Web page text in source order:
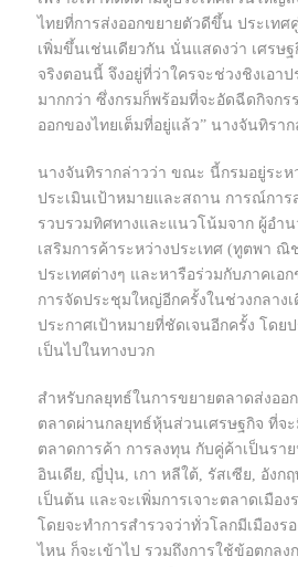
ไทยที่การส่งออกขยายตัวดีขึ้น ประเทศ
เพิ่มขึ้นเช่นเดียวกัน นั่นแสดงว่า เศรษ
จริงตอนนี้ จึงอยู่ที่ว่าใครจะช่วงชิงเอา
มากกว่า ซึ่งกรมก็พร้อมที่จะอัดฉีดกิจกร
ออกของไทยเต็มที่อยู่แล้ว” นางจันทิราก
นางจันทิรากล่าวว่า ขณะ นี้กรมอยู่ระห
ประเมินเป้าหมายและสถาน การณ์การ
รวบรวมทิศทางและแนวโน้มจาก ผู้อำ
เสริมการค้าระหว่างประเทศ (ทูตพา ณิ
ประเทศต่างๆ และหารือร่วมกับภาคเอ
การจัดประชุมใหญ่อีกครั้งในช่วงกลางเ
ประกาศเป้าหมายที่ชัดเจนอีกครั้ง โดย
เป็นไปในทางบวก
สำหรับกลยุทธ์ในการขยายตลาดส่งออ
ตลาดผ่านกลยุทธ์หุ้นส่วนเศรษฐกิจ ที่จะ
ตลาดการค้า การลงทุน กับคู่ค้าเป็นรา
อินเดีย, ญี่ปุ่น, เกา หลีใต้, รัสเซีย, อังก
เป็นต้น และจะเพิ่มการเจาะตลาดเมือ
โดยจะทำการสำรวจว่าทั่วโลกมีเมืองร
ไหน ก็จะเข้าไป รวมถึงการใช้ข้อตกลง